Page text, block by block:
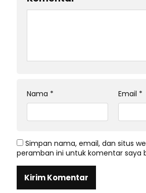
Nama * Email *
Simpan nama, email, dan situs
peramban ini untuk komentar saya